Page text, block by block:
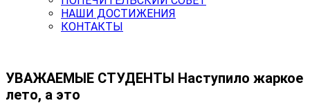
НАШИ ДОСТИЖЕНИЯ
КОНТАКТЫ
️УВАЖАЕМЫЕ СТУДЕНТЫ️ Наступило жаркое
лето, а это